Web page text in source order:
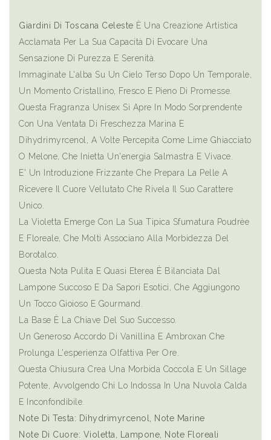
Giardini Di Toscana Celeste È Una Creazione Artistica
Acclamata Per La Sua Capacità Di Evocare Una
Sensazione Di Purezza E Serenità.
Immaginate L'alba Su Un Cielo Terso Dopo Un Temporale,
Un Momento Cristallino, Fresco E Pieno Di Promesse.
Questa Fragranza Unisex Si Apre In Modo Sorprendente
Con Una Ventata Di Freschezza Marina E
Dihydrimyrcenol, A Volte Percepita Come Lime Ghiacciato
O Melone, Che Inietta Un'energia Salmastra E Vivace.
E' Un Introduzione Frizzante Che Prepara La Pelle A
Ricevere Il Cuore Vellutato Che Rivela Il Suo Carattere
Unico.
La Violetta Emerge Con La Sua Tipica Sfumatura Poudrèe
E Floreale, Che Molti Associano Alla Morbidezza Del
Borotalco.
Questa Nota Pulita E Quasi Eterea È Bilanciata Dal
Lampone Succoso E Da Sapori Esotici, Che Aggiungono
Un Tocco Gioioso E Gourmand.
La Base È La Chiave Del Suo Successo.
Un Generoso Accordo Di Vanillina E Ambroxan Che
Prolunga L'esperienza Olfattiva Per Ore.
Questa Chiusura Crea Una Morbida Coccola E Un Sillage
Potente, Avvolgendo Chi Lo Indossa In Una Nuvola Calda
E Inconfondibile.
Note Di Testa: Dihydrimyrcenol, Note Marine
Note Di Cuore: Violetta, Lampone, Note Floreali